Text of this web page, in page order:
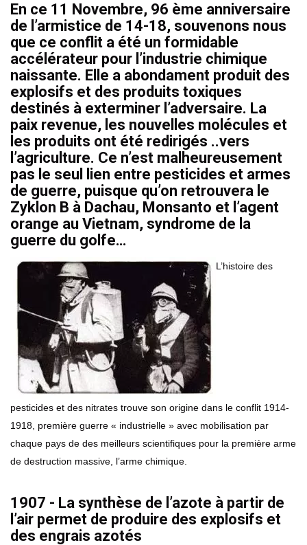
En ce 11 Novembre, 96 ème anniversaire
de l’armistice de 14-18, souvenons nous
que ce conflit a été un formidable
accélérateur pour l’industrie chimique
naissante. Elle a abondament produit des
explosifs et des produits toxiques
destinés à exterminer l’adversaire. La
paix revenue, les nouvelles molécules et
les produits ont été redirigés ..vers
l’agriculture. Ce n’est malheureusement
pas le seul lien entre pesticides et armes
de guerre, puisque qu’on retrouvera le
Zyklon B à Dachau, Monsanto et l’agent
orange au Vietnam, syndrome de la
guerre du golfe…
L’histoire des
pesticides et des nitrates trouve son origine dans le conflit 1914-
1918, première guerre « industrielle » avec mobilisation par
chaque pays de des meilleurs scientifiques pour la première arme
de destruction massive, l’arme chimique.
1907 - La synthèse de l’azote à partir de
l’air permet de produire des explosifs et
des engrais azotés